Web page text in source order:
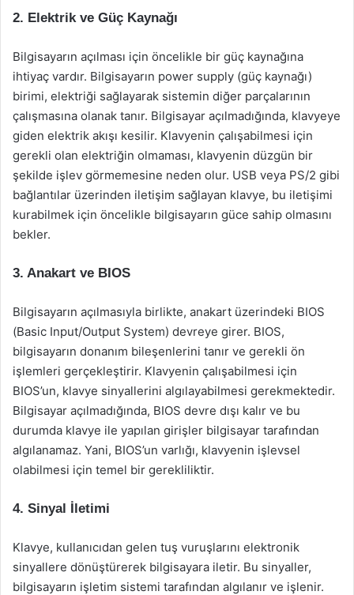
2. Elektrik ve Güç Kaynağı
Bilgisayarın açılması için öncelikle bir güç kaynağına
ihtiyaç vardır. Bilgisayarın power supply (güç kaynağı)
birimi, elektriği sağlayarak sistemin diğer parçalarının
çalışmasına olanak tanır. Bilgisayar açılmadığında, klavyeye
giden elektrik akışı kesilir. Klavyenin çalışabilmesi için
gerekli olan elektriğin olmaması, klavyenin düzgün bir
şekilde işlev görmemesine neden olur. USB veya PS/2 gibi
bağlantılar üzerinden iletişim sağlayan klavye, bu iletişimi
kurabilmek için öncelikle bilgisayarın güce sahip olmasını
bekler.
3. Anakart ve BIOS
Bilgisayarın açılmasıyla birlikte, anakart üzerindeki BIOS
(Basic Input/Output System) devreye girer. BIOS,
bilgisayarın donanım bileşenlerini tanır ve gerekli ön
işlemleri gerçekleştirir. Klavyenin çalışabilmesi için
BIOS’un, klavye sinyallerini algılayabilmesi gerekmektedir.
Bilgisayar açılmadığında, BIOS devre dışı kalır ve bu
durumda klavye ile yapılan girişler bilgisayar tarafından
algılanamaz. Yani, BIOS’un varlığı, klavyenin işlevsel
olabilmesi için temel bir gerekliliktir.
4. Sinyal İletimi
Klavye, kullanıcıdan gelen tuş vuruşlarını elektronik
sinyallere dönüştürerek bilgisayara iletir. Bu sinyaller,
bilgisayarın işletim sistemi tarafından algılanır ve işlenir.